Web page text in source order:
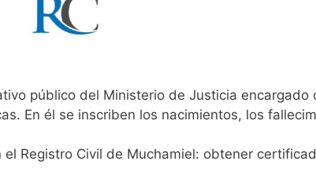
público del Ministerio de Justicia encargado
En él se inscriben los nacimientos, los
Registro Civil de Muchamiel: obtener